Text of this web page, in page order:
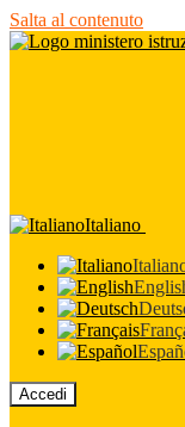
Salta al contenuto
Italiano
Accedi